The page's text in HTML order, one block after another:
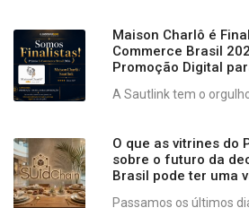
Maison Charlô é
Commerce Brasil
Promoção Digital
A Sautlink tem o
O que as vitrines do
sobre o futuro da
Brasil pode ter uma
Passamos os últimos